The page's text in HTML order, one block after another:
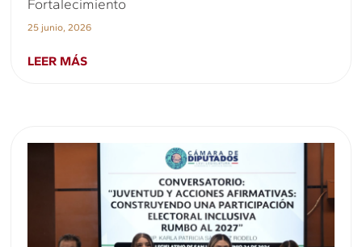
Fortalecimiento
25 junio, 2026
LEER MÁS